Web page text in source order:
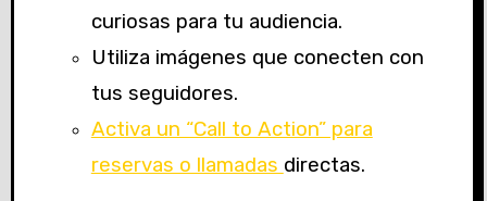
curiosas para tu audiencia.
Utiliza imágenes que conecten con
tus seguidores.
Activa un “Call to Action” para
reservas o llamadas directas.